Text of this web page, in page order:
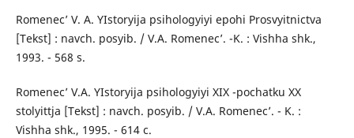
Romenec’ V. A. YIstoryija psihologyiyi epohi Prosvyitnictva
[Tekst] : navch. posyib. / V.A. Romenec’. -K. : Vishha shk.,
1993. - 568 s.
Romenec’ V.A. YIstoryija psihologyiyi XIX -pochatku XX
stolyittja [Tekst] : navch. posyib. / V.A. Romenec’. - K. :
Vishha shk., 1995. - 614 c.